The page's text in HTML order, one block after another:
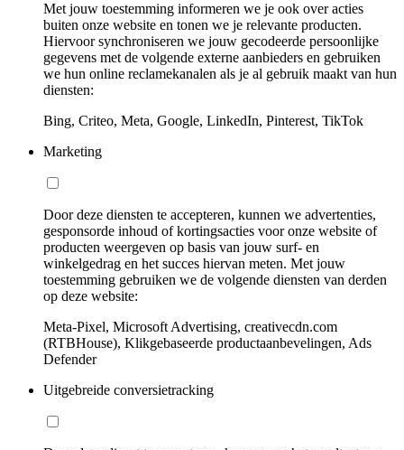
Met jouw toestemming informeren we je ook over acties
buiten onze website en tonen we je relevante producten.
Hiervoor synchroniseren we jouw gecodeerde persoonlijke
gegevens met de volgende externe aanbieders en gebruiken
we hun online reclamekanalen als je al gebruik maakt van hun
diensten:
Bing, Criteo, Meta, Google, LinkedIn, Pinterest, TikTok
Marketing
Door deze diensten te accepteren, kunnen we advertenties,
gesponsorde inhoud of kortingsacties voor onze website of
producten weergeven op basis van jouw surf- en
winkelgedrag en het succes hiervan meten. Met jouw
toestemming gebruiken we de volgende diensten van derden
op deze website:
Meta-Pixel, Microsoft Advertising, creativecdn.com
(RTBHouse), Klikgebaseerde productaanbevelingen, Ads
Defender
Uitgebreide conversietracking